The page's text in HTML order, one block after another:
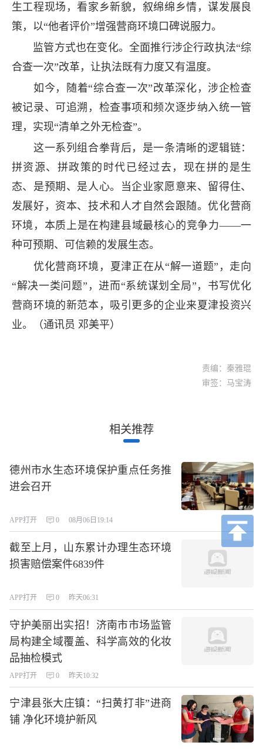
生工程现场，看家乡新貌，叙绵绵乡情，谋发展良
策，以“他者评价”增强营商环境口碑说服力。
监管方式也在变化。全面推行涉企行政执法“综
合查一次”改革，让执法既有力度又有温度。
如今，随着“综合查一次”改革深化，涉企检查
被记录、可追溯，检查事项和频次逐步纳入统一管
理，实现“清单之外无检查”。
这一系列组合拳背后，是一条清晰的逻辑链：
拼资源、拼政策的时代已经过去，现在拼的是生
态、是预期、是人心。当企业家愿意来、留得住、
发展好，资本、技术和人才自然会跟随。优化营商
环境，本质上是在构建县域最核心的竞争力——一
种可预期、可信赖的发展生态。
优化营商环境，夏津正在从“解一道题”，走向
“解决一类问题”，进而“系统谋划全局”，书写优化
营商环境的新范本，吸引更多的企业来夏津投资兴
业。（通讯员 邓美平）
责编：秦雅琨
审签：马宝涛
相关推荐
德州市水生态环境保护重点任务推
进会召开
APP打开 0 08月06日19:14
截至上月，山东累计办理生态环境
损害赔偿案件6839件
APP打开 0 昨天06:31
守护美丽出实招！济南市市场监管
局构建全域覆盖、科学高效的化妆
品抽检模式
APP打开 0 昨天10:32
宁津县张大庄镇：“扫黄打非”进商
铺 净化环境护新风